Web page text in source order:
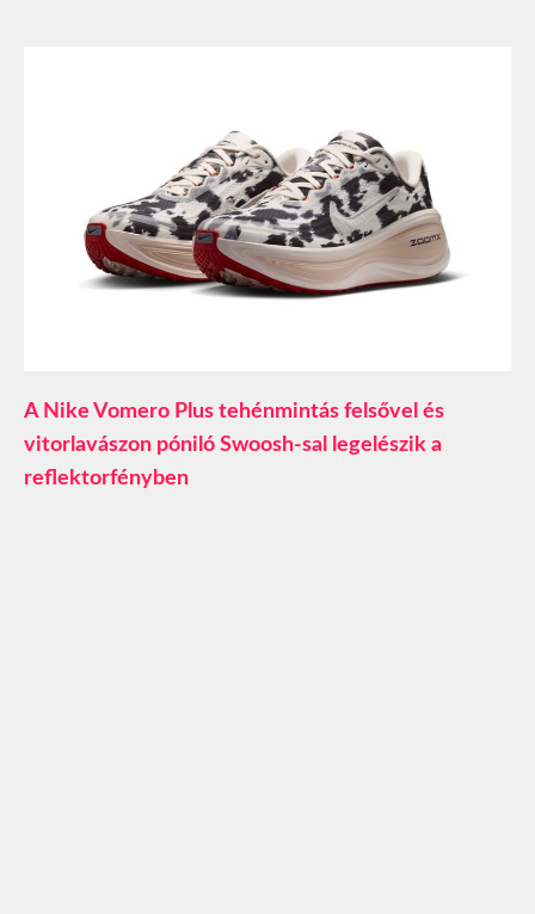
A Nike Vomero Plus tehénmintás felsővel és
vitorlavászon póniló Swoosh-sal legelészik a
reflektorfényben